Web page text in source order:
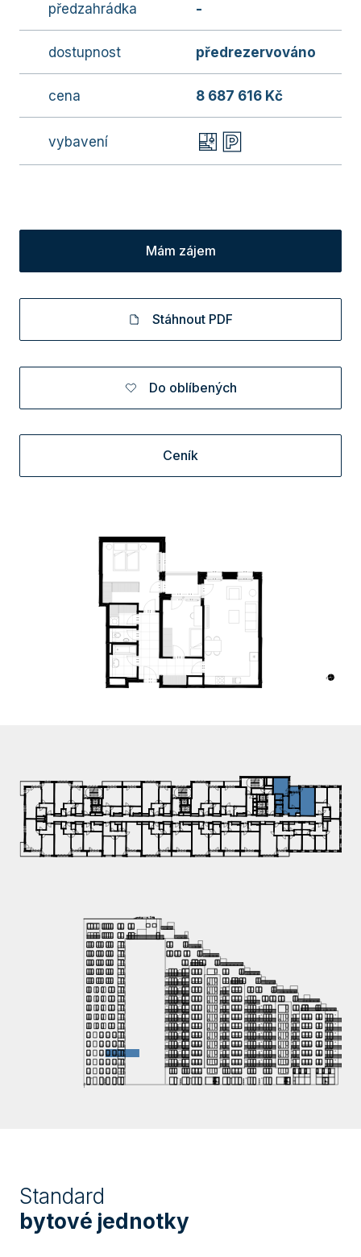
předzahrádka -
dostupnost předrezervováno
cena 8 687 616 Kč
vybavení
Mám zájem
Stáhnout PDF
Do oblíbených
Ceník
Standard
bytové jednotky